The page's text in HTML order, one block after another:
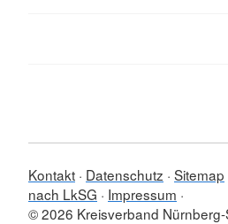
Kontakt Datenschutz Sitemap
nach LkSG
Impressum
© 2026 Kreisverband